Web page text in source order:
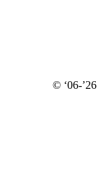
© ‘06-’26